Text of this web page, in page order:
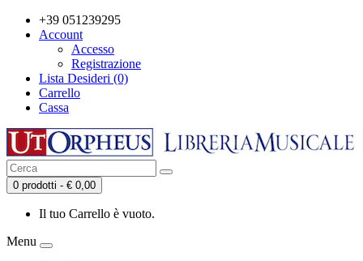
+39 051239295
Account
Accesso
Registrazione
Lista Desideri (0)
Carrello
Cassa
0 prodotti - € 0,00
Il tuo Carrello è vuoto.
Menu